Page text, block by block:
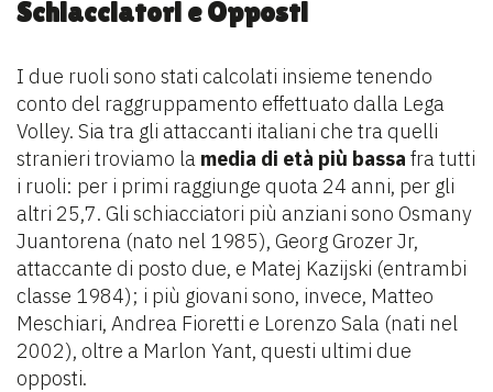
Schiacciatori e Opposti
I due ruoli sono stati calcolati insieme tenendo
conto del raggruppamento effettuato dalla Lega
Volley. Sia tra gli attaccanti italiani che tra quelli
stranieri troviamo la media di età più bassa fra tutti
i ruoli: per i primi raggiunge quota 24 anni, per gli
altri 25,7. Gli schiacciatori più anziani sono Osmany
Juantorena (nato nel 1985), Georg Grozer Jr,
attaccante di posto due, e Matej Kazijski (entrambi
classe 1984); i più giovani sono, invece, Matteo
Meschiari, Andrea Fioretti e Lorenzo Sala (nati nel
2002), oltre a Marlon Yant, questi ultimi due
opposti.